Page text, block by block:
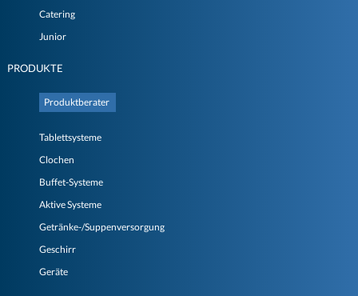
Catering
Junior
PRODUKTE
Produktberater
Tablettsysteme
Clochen
Buffet-Systeme
Aktive Systeme
Getränke-/Suppenversorgung
Geschirr
Geräte